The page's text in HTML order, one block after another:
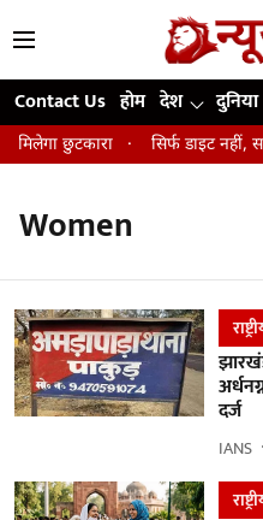
Contact Us होम देश दुनिया
छुटकारा सिर्फ डाइट
Women
दर्ज
IANS